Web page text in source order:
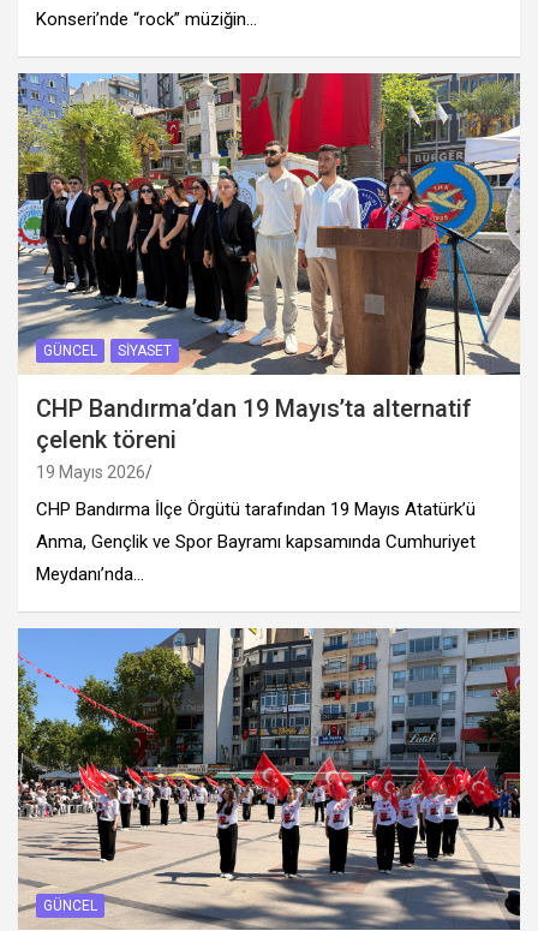
Konseri’nde “rock” müziğin…
GÜNCEL SIYASET
CHP Bandırma’dan 19 Mayıs’ta alternatif
çelenk töreni
19 Mayıs 2026
CHP Bandırma İlçe Örgütü tarafından 19 Mayıs Atatürk’ü
Anma, Gençlik ve Spor Bayramı kapsamında Cumhuriyet
Meydanı’nda…
GÜNCEL